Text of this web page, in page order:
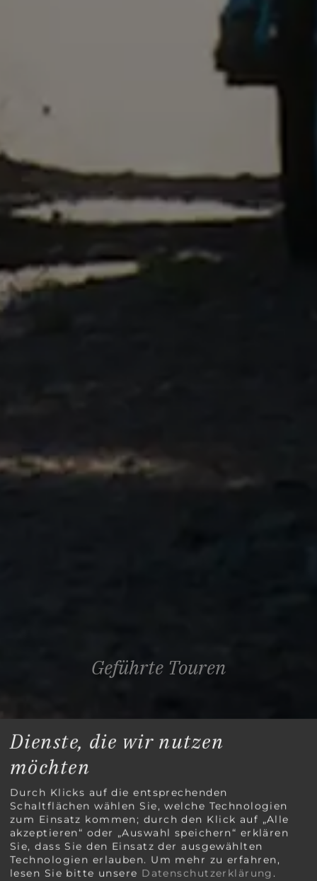
Geführte Touren
Dienste, die wir nutzen
möchten
Durch Klicks auf die entsprechenden
Schaltflächen wählen Sie, welche Technologien
zum Einsatz kommen; durch den Klick auf „Alle
akzeptieren“ oder „Auswahl speichern“ erklären
Sie, dass Sie den Einsatz der ausgewählten
Technologien erlauben. Um mehr zu erfahren,
lesen Sie bitte unsere Datenschutzerklärung .